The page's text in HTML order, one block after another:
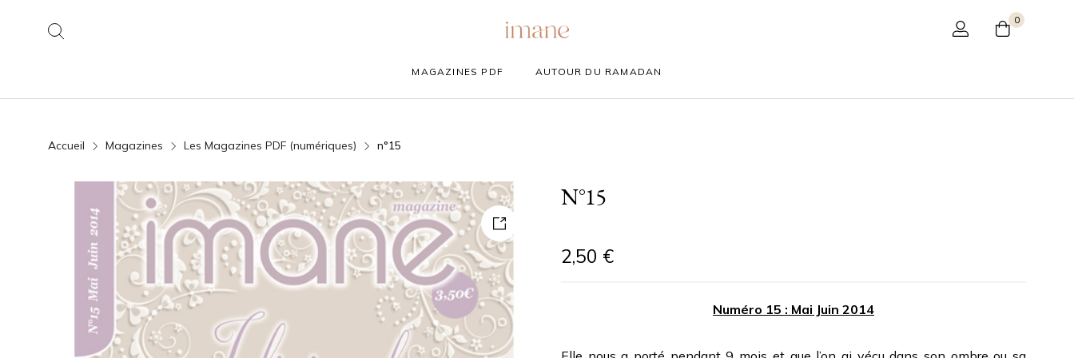
0
MAGAZINES PDF AUTOUR DU RAMADAN
Accueil Magazines Les Magazines PDF (numériques) n°15
N°15
2,50 €
Numéro 15 : Mai Juin 2014